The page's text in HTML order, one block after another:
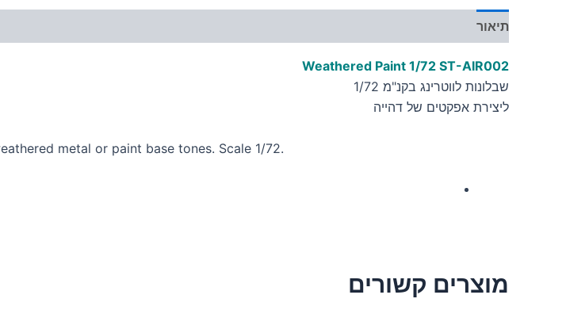
תיאור
Weathered Paint 1/72 ST-AIR002
שבלונות לווטרינג בקנ"מ 1/72
ליצירת אפקטים של דהייה
metal or paint base tones. Scale 1/72.
מוצרים קשורים